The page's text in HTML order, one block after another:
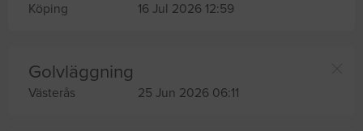
Köping 16 Jul 2026 12:59
Golvläggning
Västerås 25 Jun 2026 06:11